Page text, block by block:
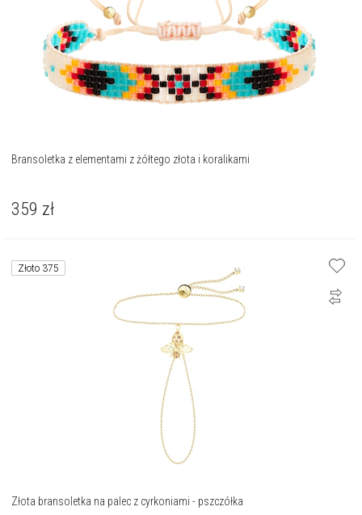
Bransoletka z elementami z żółtego złota i koralikami
359 zł
Złoto 375
Złota bransoletka na palec z cyrkoniami - pszczółka